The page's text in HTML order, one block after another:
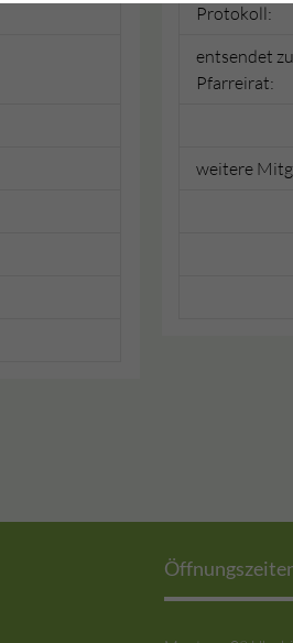
Protokoll:
entsendet
Pfarreirat:
weitere